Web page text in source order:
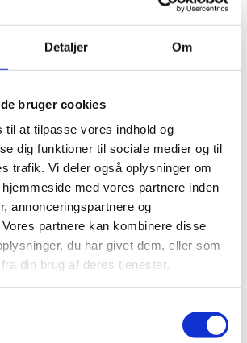
Detaljer Om
bruger cookies
til at tilpasse vores indhold og
dig funktioner til sociale medier og til
trafik. Vi deler også oplysninger om
med vores partnere inden
annonceringspartnere og
partnere kan kombinere disse
du har givet dem, eller som
din brug af deres tjenester.
DENMARK